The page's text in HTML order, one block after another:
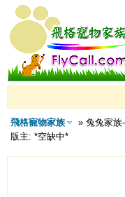
飛格寵物家族
» 兔兔家族
版主: *空缺中*